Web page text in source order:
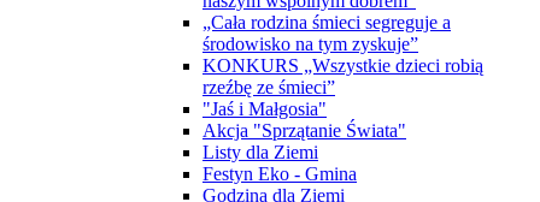
„Cała rodzina śmieci segreguje a
środowisko na tym zyskuje”
KONKURS „Wszystkie dzieci robią
rzeźbę ze śmieci”
"Jaś i Małgosia"
Akcja "Sprzątanie Świata"
Listy dla Ziemi
Festyn Eko - Gmina
Godzina dla Ziemi